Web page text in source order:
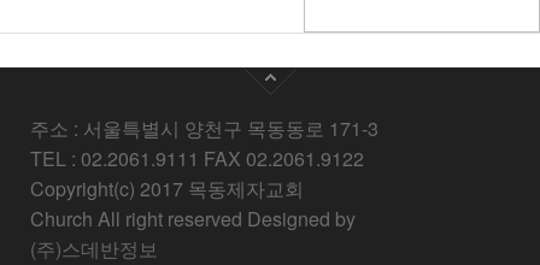
주소 : 서울특별시 양천구 목동동로 171-3
TEL : 02.2061.9111 FAX 02.2061.9122
Copyright(c) 2017 목동제자교회
Church All right reserved Designed by
(주)스데반정보